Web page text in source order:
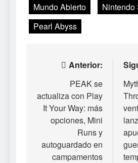
Mundo Abierto
Nintendo
Pearl Abyss
Navegación
entradas
Anterior:
PEAK se
actualiza con Play
It Your Way: más
opciones, Mini
Runs y
autoguardado en
campamentos